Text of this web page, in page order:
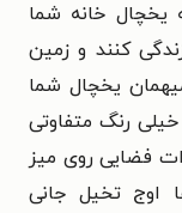
یخچال خانه شما
کنند و زمین
یخچال شما
رنگ متفاوتی
فضایی روی میز
اوج تخیل جانی